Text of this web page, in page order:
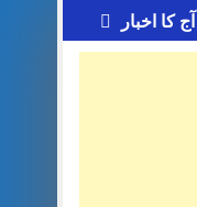
آج کا اخبار